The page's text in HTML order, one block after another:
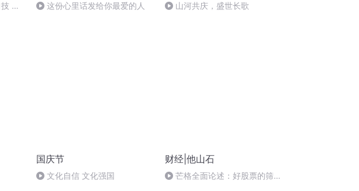
二
这份心里话发给你最爱的人 山河共庆，盛世长歌
国庆节
文化自信 文化强国
财经|他山石
芒格全面论述：好股票的筛选